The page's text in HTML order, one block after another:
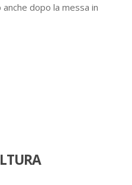
dopo la messa in